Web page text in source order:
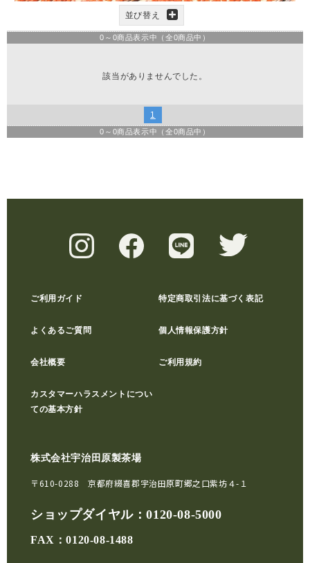
並び替え
0 ～ 0商品表示中（全0商品中）
該当がありませんでした。
1
0 ～ 0商品表示中（全0商品中）
ご利用ガイド 特定商取引法に基づく表記
よくあるご質問 個人情報保護方針
会社概要 ご利用規約
カスタマーハラスメントについ
ての基本方針
株式会社宇治田原製茶場
〒610-0288 京都府綴喜郡宇治田原町郷之口紫坊４-１
ショップダイヤル：0120-08-5000
FAX：0120-08-1488